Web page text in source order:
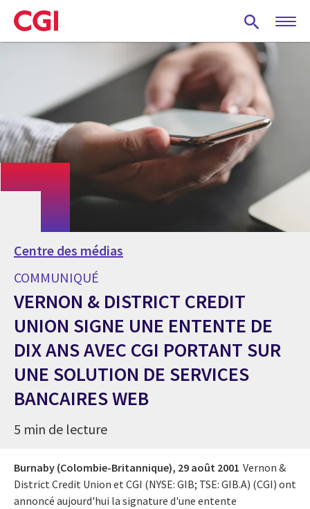
Skip
to
main
Centre des médias
COMMUNIQUÉ
VERNON & DISTRICT CREDIT
UNION SIGNE UNE ENTENTE DE
DIX ANS AVEC CGI PORTANT SUR
UNE SOLUTION DE SERVICES
BANCAIRES WEB
5 min de lecture
Burnaby (Colombie-Britannique), 29 août 2001 Vernon &
District Credit Union et CGI (NYSE: GIB; TSE: GIB.A) (CGI) ont
annoncé aujourd'hui la signature d'une entente